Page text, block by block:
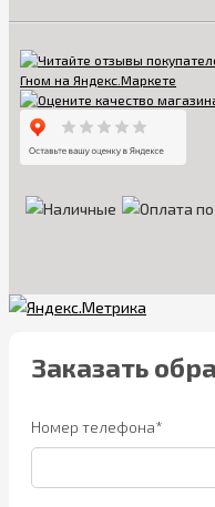
Заказать
Номер телефона*